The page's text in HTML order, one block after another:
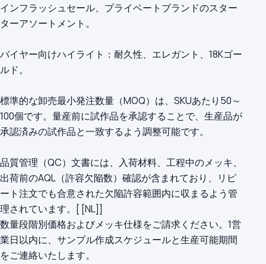
インフラッシュセール、プライベートブランドのスター
ターアソートメント。
バイヤー向けハイライト：耐久性、エレガント、18Kゴー
ルド。
標準的な卸売最小発注数量（MOQ）は、SKUあたり50～
100個です。量産前に試作品を承認することで、生産品が
承認済みの試作品と一致するよう調整可能です。
品質管理（QC）文書には、入荷材料、工程中のメッキ、
出荷前のAQL（許容欠陥数）確認が含まれており、リピ
ート注文でも合意された欠陥許容範囲内に収まるよう管
理されています。[ [NL]]
数量段階別価格およびメッキ仕様をご請求ください。1営
業日以内に、サンプル作成スケジュールと生産可能期間
をご連絡いたします。